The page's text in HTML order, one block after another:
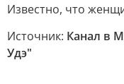
Известно, что
Источник: Канал в
Удэ"